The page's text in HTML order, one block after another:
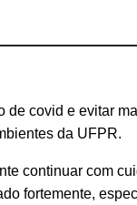
de covid e evitar
da UFPR.
continuar com
fortemente,